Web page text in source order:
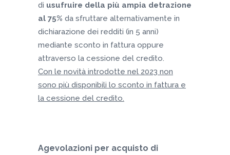
di usufruire della più ampia detrazione
al 75% da sfruttare alternativamente in
dichiarazione dei redditi (in 5 anni)
mediante sconto in fattura oppure
attraverso la cessione del credito.
Con le novità introdotte nel 2023 non
sono più disponibili lo sconto in fattura e
la cessione del credito.
Agevolazioni per acquisto di